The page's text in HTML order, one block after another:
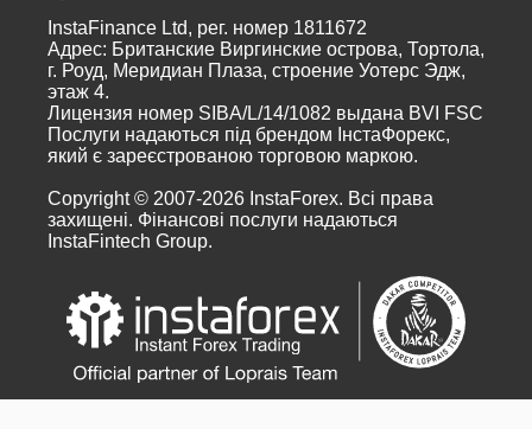
InstaFinance Ltd, рег. номер 1811672
Адрес: Британские Виргинские острова, Тортола,
г. Роуд, Меридиан Плаза, строение Уотерс Эдж,
этаж 4.
Лицензия номер SIBA/L/14/1082 выдана BVI FSC
Послуги надаються під брендом ІнстаФорекс,
який є зареєстрованою торговою маркою.
Copyright © 2007-2026 InstaForex. Всі права
захищені. Фінансові послуги надаються
InstaFintech Group.